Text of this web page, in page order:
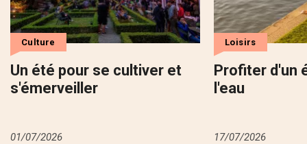
Un été pour se cultiver et
s'émerveiller
Culture
01/07/2026
Profiter d'un
l'eau
Loisirs
17/07/2026